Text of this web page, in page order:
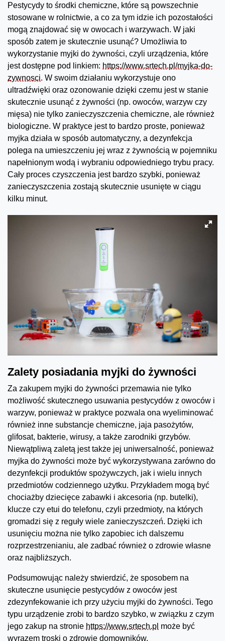
Pestycydy to środki chemiczne, które są powszechnie
stosowane w rolnictwie, a co za tym idzie ich pozostałości
mogą znajdować się w owocach i warzywach. W jaki
sposób zatem je skutecznie usunąć? Umożliwia to
wykorzystanie myjki do żywności, czyli urządzenia, które
jest dostępne pod linkiem: https://www.srtech.pl/myjka-do-
zywnosci. W swoim działaniu wykorzystuje ono
ultradźwięki oraz ozonowanie dzięki czemu jest w stanie
skutecznie usunąć z żywności (np. owoców, warzyw czy
mięsa) nie tylko zanieczyszczenia chemiczne, ale również
biologiczne. W praktyce jest to bardzo proste, ponieważ
myjka działa w sposób automatyczny, a dezynfekcja
polega na umieszczeniu jej wraz z żywnością w pojemniku
napełnionym wodą i wybraniu odpowiedniego trybu pracy.
Cały proces czyszczenia jest bardzo szybki, ponieważ
zanieczyszczenia zostają skutecznie usunięte w ciągu
kilku minut.
Zalety posiadania myjki do żywności
Za zakupem myjki do żywności przemawia nie tylko
możliwość skutecznego usuwania pestycydów z owoców i
warzyw, ponieważ w praktyce pozwala ona wyeliminować
również inne substancje chemiczne, jaja pasożytów,
glifosat, bakterie, wirusy, a także zarodniki grzybów.
Niewątpliwą zaletą jest także jej uniwersalność, ponieważ
myjka do żywności może być wykorzystywana zarówno do
dezynfekcji produktów spożywczych, jak i wielu innych
przedmiotów codziennego użytku. Przykładem mogą być
chociażby dziecięce zabawki i akcesoria (np. butelki),
klucze czy etui do telefonu, czyli przedmioty, na których
gromadzi się z reguły wiele zanieczyszczeń. Dzięki ich
usunięciu można nie tylko zapobiec ich dalszemu
rozprzestrzenianiu, ale zadbać również o zdrowie własne
oraz najbliższych.
Podsumowując należy stwierdzić, że sposobem na
skuteczne usunięcie pestycydów z owoców jest
zdezynfekowanie ich przy użyciu myjki do żywności. Tego
typu urządzenie zrobi to bardzo szybko, w związku z czym
jego zakup na stronie https://www.srtech.pl może być
wyrazem troski o zdrowie domowników.